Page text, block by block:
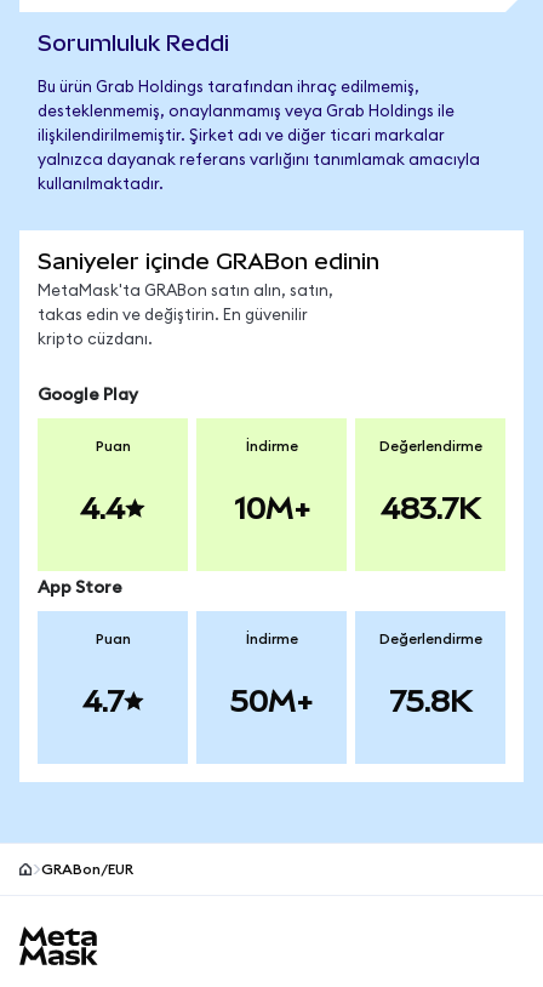
Sorumluluk Reddi
Bu ürün Grab Holdings tarafından ihraç edilmemiş,
desteklenmemiş, onaylanmamış veya Grab Holdings ile
ilişkilendirilmemiştir. Şirket adı ve diğer ticari markalar
yalnızca dayanak referans varlığını tanımlamak amacıyla
kullanılmaktadır.
Saniyeler içinde GRABon edinin
MetaMask'ta GRABon satın alın, satın,
takas edin ve değiştirin. En güvenilir
kripto cüzdanı.
Google Play
Puan
4.4
İndirme
10M+
Değerlendirme
483.7K
App Store
Puan
4.7
İndirme
50M+
Değerlendirme
75.8K
GRABon/EUR